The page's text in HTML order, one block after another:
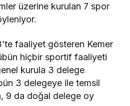
üzerine kurulan 7 spor
faaliyet gösteren Kemer
hiçbir sportif faaliyeti
kurula 3 delege
3 delegeye ile temsil
9 da doğal delege oy